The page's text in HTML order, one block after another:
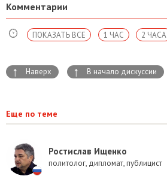
Комментарии
2 ЧАСА
1 ЧАС
ПОКАЗАТЬ ВСЕ
↑ Наверх ↑ В начало дискуссии
Еще по теме
Ростислав Ищенко
политолог, дипломат, публицист